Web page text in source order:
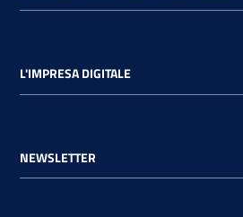
L'IMPRESA DIGITALE
NEWSLETTER